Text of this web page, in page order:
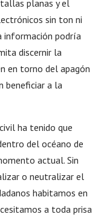
planas y el
sin ton ni
información podría
discernir la
en torno del apagón
beneficiar a la
ha tenido que
del océano de
actual. Sin
o neutralizar el
habitamos en
a toda prisa